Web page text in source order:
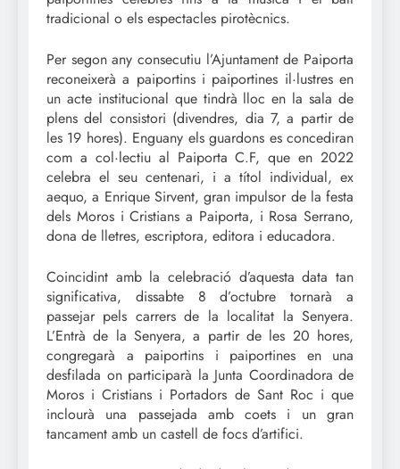
tradicional o els espectacles pirotècnics.
Per segon any consecutiu l’Ajuntament de Paiporta
reconeixerà a paiportins i paiportines il·lustres en
un acte institucional que tindrà lloc en la sala de
plens del consistori (divendres, dia 7, a partir de
les 19 hores). Enguany els guardons es concediran
com a col·lectiu al Paiporta C.F, que en 2022
celebra el seu centenari, i a títol individual, ex
aequo, a Enrique Sirvent, gran impulsor de la festa
dels Moros i Cristians a Paiporta, i Rosa Serrano,
dona de lletres, escriptora, editora i educadora.
Coincidint amb la celebració d’aquesta data tan
significativa, dissabte 8 d’octubre tornarà a
passejar pels carrers de la localitat la Senyera.
L’Entrà de la Senyera, a partir de les 20 hores,
congregarà a paiportins i paiportines en una
desfilada on participarà la Junta Coordinadora de
Moros i Cristians i Portadors de Sant Roc i que
inclourà una passejada amb coets i un gran
tancament amb un castell de focs d’artifici.